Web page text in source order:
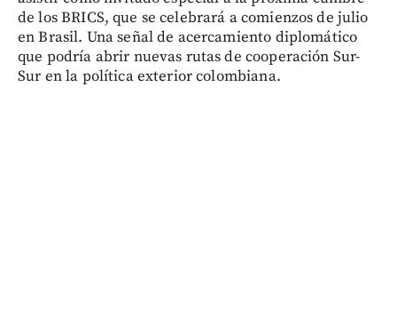
de los BRICS, que se celebrará a comienzos de julio
en Brasil. Una señal de acercamiento diplomático
que podría abrir nuevas rutas de cooperación Sur-
Sur en la política exterior colombiana.